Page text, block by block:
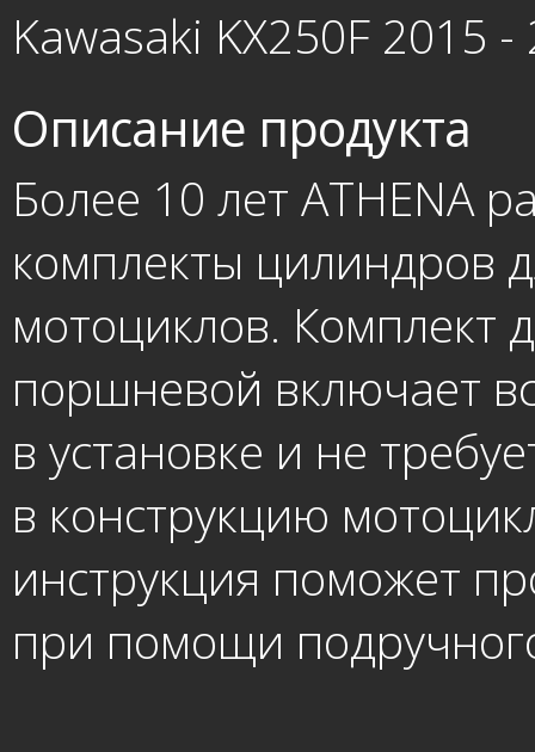
Kawasaki KX250F 2015 -
Описание продукта
Более 10 лет ATHENA
комплекты цилиндров
мотоциклов. Комплект
поршневой включает
в установке и не
в конструкцию
инструкция поможет
при помощи